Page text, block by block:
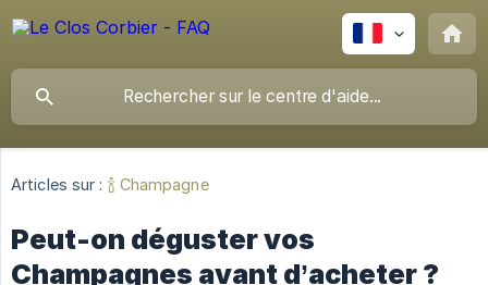
Articles sur : 🍾 Champagne
Peut-on déguster vos
Champagnes avant d’acheter ?